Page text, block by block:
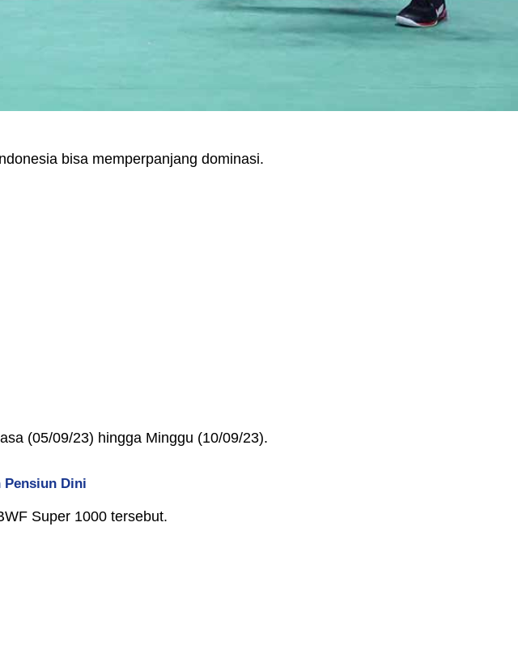
bisa memperpanjang dominasi.
(05/09/23) hingga Minggu (10/09/23).
Pensiun Dini
Super 1000 tersebut.